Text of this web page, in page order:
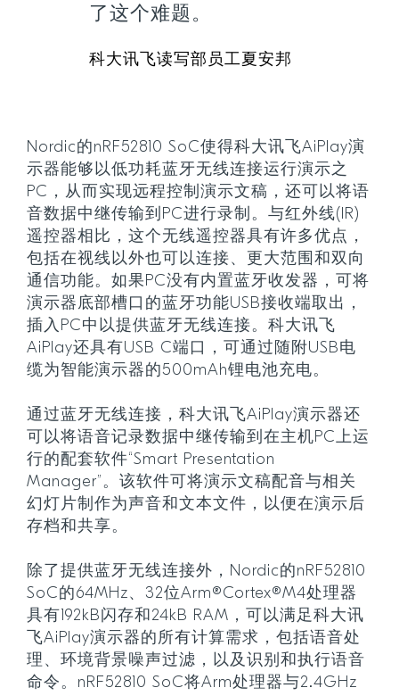
了这个难题。
科大讯飞读写部员工夏安邦
Nordic的nRF52810 SoC使得科大讯飞AiPlay演
示器能够以低功耗蓝牙无线连接运行演示之
PC，从而实现远程控制演示文稿，还可以将语
音数据中继传输到PC进行录制。与红外线(IR)
遥控器相比，这个无线遥控器具有许多优点，
包括在视线以外也可以连接、更大范围和双向
通信功能。如果PC没有内置蓝牙收发器，可将
演示器底部槽口的蓝牙功能USB接收端取出，
插入PC中以提供蓝牙无线连接。科大讯飞
AiPlay还具有USB C端口，可通过随附USB电
缆为智能演示器的500mAh锂电池充电。
通过蓝牙无线连接，科大讯飞AiPlay演示器还
可以将语音记录数据中继传输到在主机PC上运
行的配套软件“Smart Presentation
Manager”。该软件可将演示文稿配音与相关
幻灯片制作为声音和文本文件，以便在演示后
存档和共享。
除了提供蓝牙无线连接外，Nordic的nRF52810
SoC的64MHz、32位Arm®Cortex®M4处理器
具有192kB闪存和24kB RAM，可以满足科大讯
飞AiPlay演示器的所有计算需求，包括语音处
理、环境背景噪声过滤，以及识别和执行语音
命令。nRF52810 SoC将Arm处理器与2.4GHz